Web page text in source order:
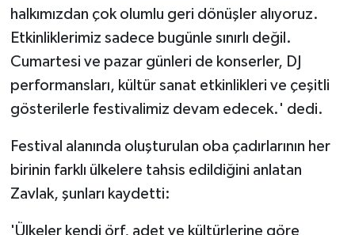
halkımızdan çok olumlu geri dönüşler alıyoruz.
Etkinliklerimiz sadece bugünle sınırlı değil.
Cumartesi ve pazar günleri de konserler, DJ
performansları, kültür sanat etkinlikleri ve çeşitli
gösterilerle festivalimiz devam edecek.' dedi.
Festival alanında oluşturulan oba çadırlarının her
birinin farklı ülkelere tahsis edildiğini anlatan
Zavlak, şunları kaydetti:
'Ülkeler kendi örf, adet ve kültürlerine göre